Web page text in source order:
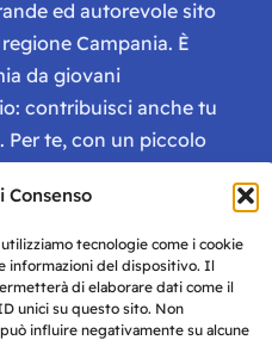
Consenso
tecnologie come i cookie
informazioni del dispositivo. Il
di elaborare dati come il
unici su questo sito. Non
influire negativamente su alcune
ed autorevole sito
Campania. È
da giovani
contribuisci anche tu
Per te, con un piccolo
libri e magazine gratis